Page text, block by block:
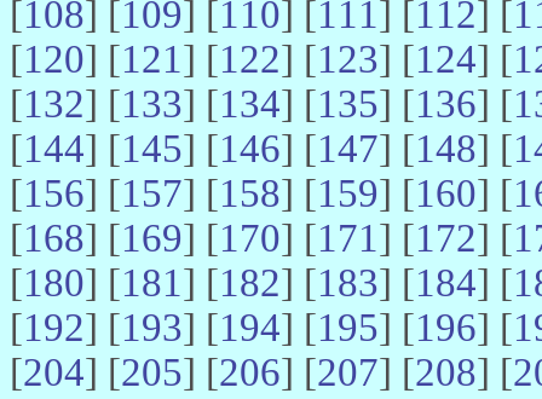
[108] [109] [110] [111] [112] [
[120] [121] [122] [123] [124] [
[132] [133] [134] [135] [136] [
[144] [145] [146] [147] [148] [
[156] [157] [158] [159] [160] [
[168] [169] [170] [171] [172] [
[180] [181] [182] [183] [184] [
[192] [193] [194] [195] [196] [
[204] [205] [206] [207] [208] [